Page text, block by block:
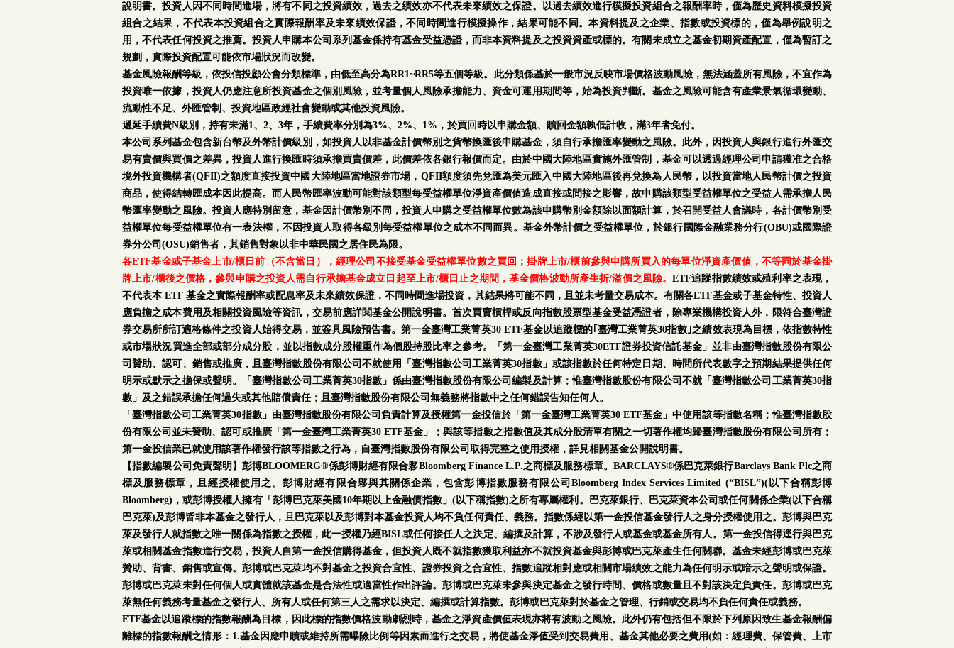
說明書。投資人因不同時間進場，將有不同之投資績效，過去之績效亦不代表未來績效之保證。以過去績效進行模擬投資組合之報酬率時，僅為歷史資料模擬投資
組合之結果，不代表本投資組合之實際報酬率及未來績效保證，不同時間進行模擬操作，結果可能不同。本資料提及之企業、指數或投資標的，僅為舉例說明之
用，不代表任何投資之推薦。投資人申購本公司系列基金係持有基金受益憑證，而非本資料提及之投資資產或標的。有關未成立之基金初期資產配置，僅為暫訂之
規劃，實際投資配置可能依市場狀況而改變。
基金風險報酬等級，依投信投顧公會分類標準，由低至高分為RR1~RR5等五個等級。此分類係基於一般市況反映市場價格波動風險，無法涵蓋所有風險，不宜作為
投資唯一依據，投資人仍應注意所投資基金之個別風險，並考量個人風險承擔能力、資金可運用期間等，始為投資判斷。基金之風險可能含有產業景氣循環變動、
流動性不足、外匯管制、投資地區政經社會變動或其他投資風險。
遞延手續費N級別，持有未滿1、2、3年，手續費率分別為3%、2%、1%，於買回時以申購金額、贖回金額孰低計收，滿3年者免付。
本公司系列基金包含新台幣及外幣計價級別，如投資人以非基金計價幣別之貨幣換匯後申購基金，須自行承擔匯率變動之風險。此外，因投資人與銀行進行外匯交
易有賣價與買價之差異，投資人進行換匯時須承擔買賣價差，此價差依各銀行報價而定。由於中國大陸地區實施外匯管制，基金可以透過經理公司申請獲准之合格
境外投資機構者(QFII)之額度直接投資中國大陸地區當地證券市場，QFII額度須先兌匯為美元匯入中國大陸地區後再兌換為人民幣，以投資當地人民幣計價之投資
商品，使得結轉匯成本因此提高。而人民幣匯率波動可能對該類型每受益權單位淨資產價值造成直接或間接之影響，故申購該類型受益權單位之受益人需承擔人民
幣匯率變動之風險。投資人應特別留意，基金因計價幣別不同，投資人申購之受益權單位數為該申購幣別金額除以面額計算，於召開受益人會議時，各計價幣別受
益權單位每受益權單位有一表決權，不因投資人取得各級別每受益權單位之成本不同而異。基金外幣計價之受益權單位，於銀行國際金融業務分行(OBU)或國際證
券分公司(OSU)銷售者，其銷售對象以非中華民國之居住民為限。
各ETF基金或子基金上市/櫃日前（不含當日），經理公司不接受基金受益權單位數之買回；掛牌上市/櫃前參與申購所買入的每單位淨資產價值，不等同於基金掛
牌上市/櫃後之價格，參與申購之投資人需自行承擔基金成立日起至上市/櫃日止之期間，基金價格波動所產生折/溢價之風險。ETF追蹤指數績效或殖利率之表現，
不代表本 ETF 基金之實際報酬率或配息率及未來績效保證，不同時間進場投資，其結果將可能不同，且並未考量交易成本。有關各ETF基金或子基金特性、投資人
應負擔之成本費用及相關投資風險等資訊，交易前應詳閱基金公開說明書。首次買賣槓桿或反向指數股票型基金受益憑證者，除專業機構投資人外，限符合臺灣證
券交易所所訂適格條件之投資人始得交易，並簽具風險預告書。第一金臺灣工業菁英30 ETF基金以追蹤標的｢臺灣工業菁英30指數｣之績效表現為目標，依指數特性
或市場狀況買進全部或部分成分股，並以指數成分股權重作為個股持股比率之參考。「第一金臺灣工業菁英30ETF證券投資信託基金」並非由臺灣指數股份有限公
司贊助、認可、銷售或推廣，且臺灣指數股份有限公司不就使用「臺灣指數公司工業菁英30指數」或該指數於任何特定日期、時間所代表數字之預期結果提供任何
明示或默示之擔保或聲明。「臺灣指數公司工業菁英30指數」係由臺灣指數股份有限公司編製及計算；惟臺灣指數股份有限公司不就「臺灣指數公司工業菁英30指
數」及之錯誤承擔任何過失或其他賠償責任；且臺灣指數股份有限公司無義務將指數中之任何錯誤告知任何人。
「臺灣指數公司工業菁英30指數」由臺灣指數股份有限公司負責計算及授權第一金投信於「第一金臺灣工業菁英30 ETF基金」中使用該等指數名稱；惟臺灣指數股
份有限公司並未贊助、認可或推廣「第一金臺灣工業菁英30 ETF基金」；與該等指數之指數值及其成分股清單有關之一切著作權均歸臺灣指數股份有限公司所有；
第一金投信業已就使用該著作權發行該等指數之行為，自臺灣指數股份有限公司取得完整之使用授權，詳見相關基金公開說明書。
【指數編製公司免責聲明】彭博BLOOMERG®係彭博財經有限合夥Bloomberg Finance L.P.之商標及服務標章。BARCLAYS®係巴克萊銀行Barclays Bank Plc之商
標及服務標章，且經授權使用之。彭博財經有限合夥與其關係企業，包含彭博指數服務有限公司Bloomberg Index Services Limited (“BISL”)(以下合稱彭博
Bloomberg)，或彭博授權人擁有「彭博巴克萊美國10年期以上金融債指數」(以下稱指數)之所有專屬權利。巴克萊銀行、巴克萊資本公司或任何關係企業(以下合稱
巴克萊)及彭博皆非本基金之發行人，且巴克萊以及彭博對本基金投資人均不負任何責任、義務。指數係經以第一金投信基金發行人之身分授權使用之。彭博與巴克
萊及發行人就指數之唯一關係為指數之授權，此一授權乃經BISL或任何接任人之決定、編撰及計算，不涉及發行人或基金或基金所有人。第一金投信得逕行與巴克
萊或相關基金指數進行交易，投資人自第一金投信購得基金，但投資人既不就指數獲取利益亦不就投資基金與彭博或巴克萊產生任何關聯。基金未經彭博或巴克萊
贊助、背書、銷售或宣傳。彭博或巴克萊均不對基金之投資合宜性、證券投資之合宜性、指數追蹤相對應或相關市場績效之能力為任何明示或暗示之聲明或保證。
彭博或巴克萊未對任何個人或實體就該基金是合法性或適當性作出評論。彭博或巴克萊未參與決定基金之發行時間、價格或數量且不對該決定負責任。彭博或巴克
萊無任何義務考量基金之發行人、所有人或任何第三人之需求以決定、編撰或計算指數。彭博或巴克萊對於基金之管理、行銷或交易均不負任何責任或義務。
ETF基金以追蹤標的指數報酬為目標，因此標的指數價格波動劇烈時，基金之淨資產價值表現亦將有波動之風險。此外仍有包括但不限於下列原因致生基金報酬偏
離標的指數報酬之情形：1.基金因應申贖或維持所需曝險比例等因素而進行之交易，將使基金淨值受到交易費用、基金其他必要之費用(如：經理費、保管費、上市